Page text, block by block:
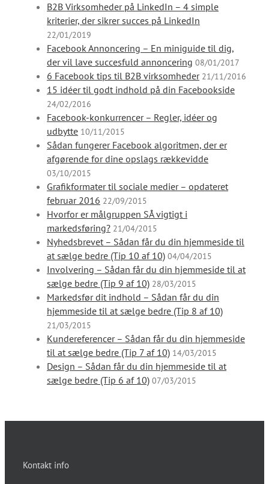
B2B Virksomheder på LinkedIn – 4 simple
kriterier, der sikrer succes på LinkedIn
22/01/2019
Facebook Annoncering – En miniguide til dig,
der vil lave succesfuld annoncering 08/01/2017
6 Facebook tips til B2B virksomheder 21/11/2016
15 idéer til godt indhold på din Facebookside
24/02/2016
Facebook-konkurrencer – Regler, idéer og
udbytte 10/11/2015
Sådan fungerer Facebook algoritmen, der er
afgørende for dine opslags rækkevidde
03/10/2015
Grafikformater til sociale medier – opdateret
februar 2016 22/09/2015
Hvorfor er målgruppen SÅ vigtigt i
markedsføring? 21/04/2015
Nyhedsbrevet – Sådan får du din hjemmeside til
at sælge bedre (Tip 10 af 10) 04/04/2015
Involvering – Sådan får du din hjemmeside til at
sælge bedre (Tip 9 af 10) 28/03/2015
Markedsfør dit indhold – Sådan får du din
hjemmeside til at sælge bedre (Tip 8 af 10)
21/03/2015
Kundereferencer – Sådan får du din hjemmeside
til at sælge bedre (Tip 7 af 10) 14/03/2015
Design – Sådan får du din hjemmeside til at
sælge bedre (Tip 6 af 10) 07/03/2015
Kontakt info